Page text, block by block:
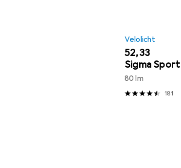
Velolicht
EUR
52,33
Sigma Sport
80 lm
181